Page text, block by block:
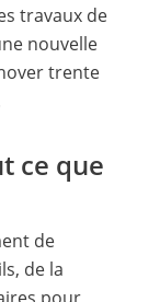
travaux de
nouvelle
trente
ce que
de
de la